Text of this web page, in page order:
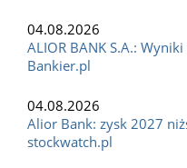
04.08.2026
ALIOR BANK S.A.:
Bankier.pl
04.08.2026
Alior Bank: zysk 2027
stockwatch.pl